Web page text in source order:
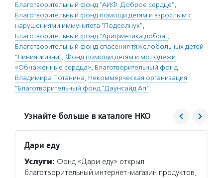
Благотворительный фонд "АИФ. Доброе сердце",
Благотворительный фонд помощи детям и взрослым с
нарушениями иммунитета "Подсолнух",
Благотворительный фонд "Арифметика добра",
Благотворительный фонд спасения тяжелобольных детей
"Линия жизни", Фонд помощи детям и молодежи
«Обнаженные сердца», Благотворительный фонд
Владимира Потанина, Некоммерческая организация
"Благотворительный фонд "Даунсайд Ап"
Узнайте больше в каталоге НКО
Дари еду
Услуги: Фонд «Дари еду» открыл
благотворительный интернет-магазин продуктов,